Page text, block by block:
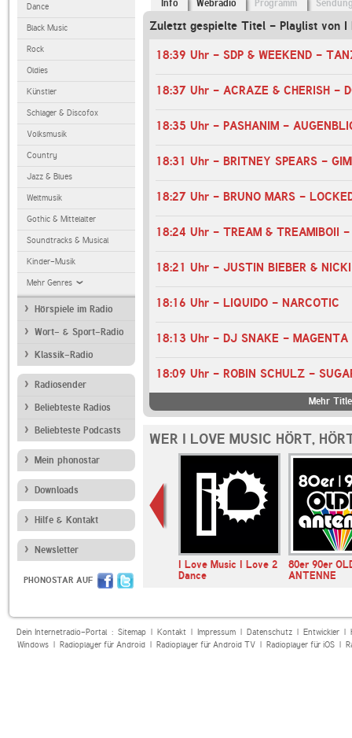
Dance
Black Music
Rock
Oldies
Künstler
Schlager & Discofox
Volksmusik
Country
Jazz & Blues
Weltmusik
Gothic & Mittelalter
Soundtracks & Musical
Kinder-Musik
Mehr Genres
Hörspiele im Radio
Wort- & Sport-Radio
Klassik-Radio
Radiosender
Beliebteste Radios
Beliebteste Podcasts
Mein phonostar
Downloads
Hilfe & Kontakt
Newsletter
PHONOSTAR AUF
Info Webradio Programm
Zuletzt gespielte Titel - Playlist von I
18:39 Uhr - SDP & WEEKEND -
18:37 Uhr - ACRAZE & CHERISH -
18:35 Uhr - PASHANIM -
18:31 Uhr - BRITNEY SPEARS -
18:27 Uhr - BRUNO MARS -
18:24 Uhr - TREAM & TREAMIBOII -
18:16 Uhr - LIQUIDO - NARCOTIC
18:13 Uhr - DJ SNAKE - MAGENTA
18:09 Uhr - ROBIN SCHULZ -
Mehr
WER I LOVE MUSIC HÖRT,
SWR1 Baden-
Württemberg
I Love Music I Love 2
Dance
80er 90er
ANTENNE
Dein Internetradio-Portal : Sitemap| Kontakt| Impressum| Datenschutz| Entwickler|
Windows| Radioplayer für Android| Radioplayer für Android TV| Radioplayer für iOS|